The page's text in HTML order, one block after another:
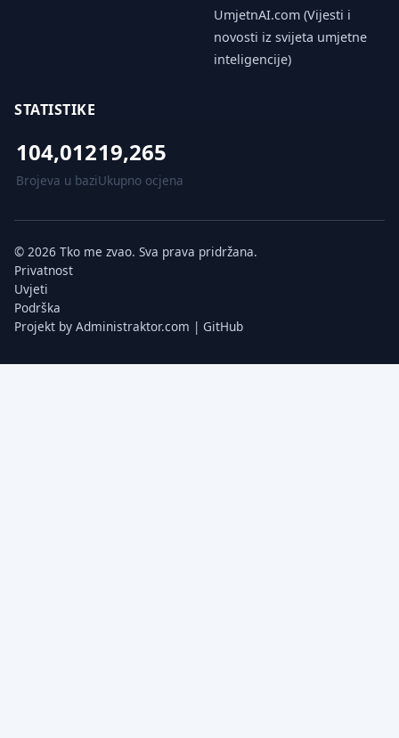
UmjetnAI.com (Vijesti i
novosti iz svijeta umjetne
inteligencije)
STATISTIKE
104,012
Brojeva u bazi
19,265
Ukupno ocjena
© 2026 Tko me zvao. Sva prava pridržana.
Privatnost
Uvjeti
Podrška
Projekt by Administraktor.com | GitHub